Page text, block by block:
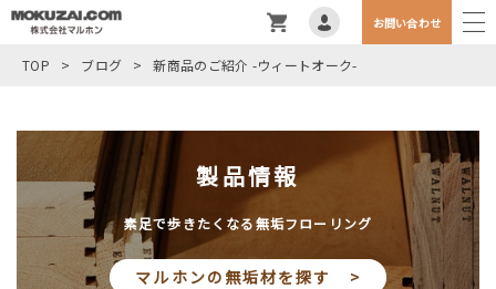
お問い合わせ
TOP > ブログ > 新商品のご紹介 -ウィートオーク-
製品情報
素足で歩きたくなる無垢フローリング
マルホンの無垢材を探す >